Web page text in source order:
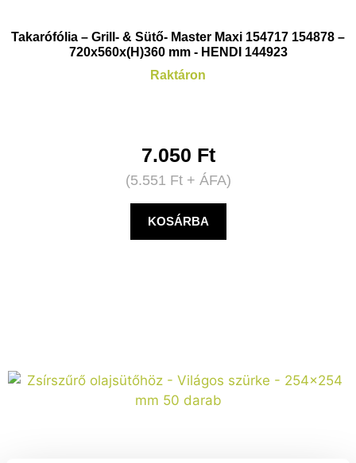
Takarófólia – Grill- & Sütő- Master Maxi 154717 154878 –
720x560x(H)360 mm - HENDI 144923
Raktáron
7.050 Ft
(5.551 Ft+ ÁFA)
KOSÁRBA